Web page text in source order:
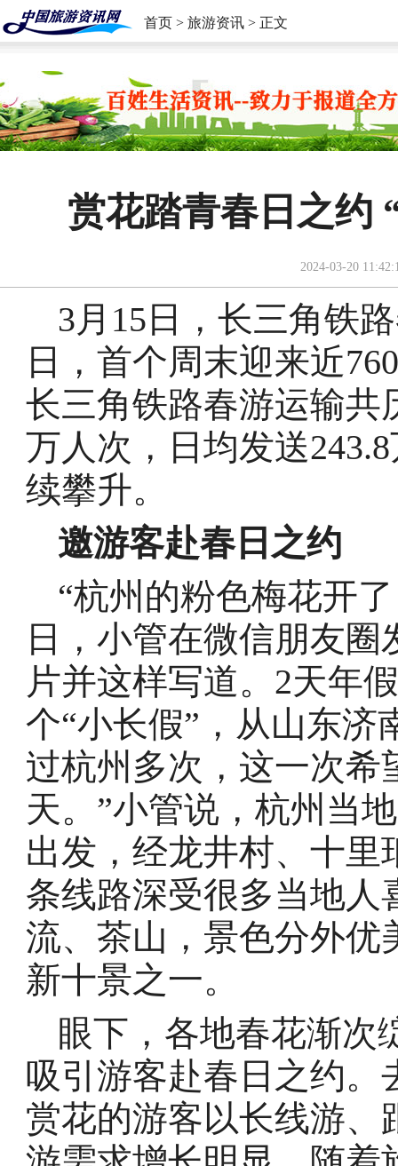
首页 > 旅游资讯 > 正文
赏花踏青春日之约
2024-03-20
3月15日，长三角铁
日，首个周末迎来近
长三角铁路春游运输共
万人次，日均发送
续攀升。
邀游客赴春日之约
“杭州的粉色梅花开
日，小管在微信朋友
片并这样写道。2天年
个“小长假”，从山东济
过杭州多次，这一次希
天。”小管说，杭州当
出发，经龙井村、十
条线路深受很多当地人
流、茶山，景色分外优
新十景之一。
眼下，各地春花渐次
吸引游客赴春日之约。
赏花的游客以长线游、